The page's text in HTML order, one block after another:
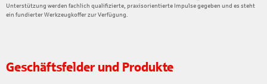
Unterstützung werden fachlich qualifizierte, praxisorientierte Impulse gegeben und es steht
ein fundierter Werkzeugkoffer zur Verfügung.
Geschäftsfelder und Produkte